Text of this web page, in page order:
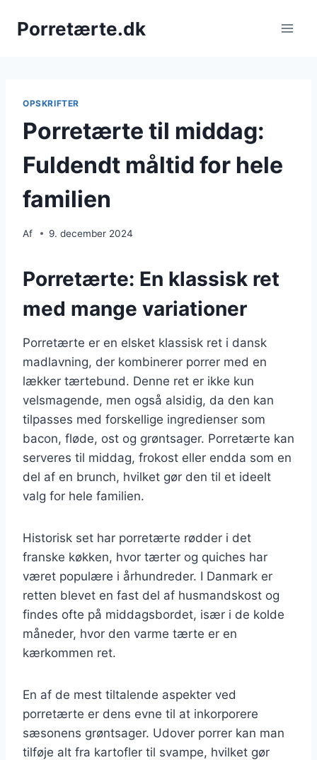
Porretærte.dk
OPSKRIFTER
Porretærte til middag:
Fuldendt måltid for hele
familien
Af 9. december 2024
Porretærte: En klassisk ret
med mange variationer
Porretærte er en elsket klassisk ret i dansk
madlavning, der kombinerer porrer med en
lækker tærtebund. Denne ret er ikke kun
velsmagende, men også alsidig, da den kan
tilpasses med forskellige ingredienser som
bacon, fløde, ost og grøntsager. Porretærte kan
serveres til middag, frokost eller endda som en
del af en brunch, hvilket gør den til et ideelt
valg for hele familien.
Historisk set har porretærte rødder i det
franske køkken, hvor tærter og quiches har
været populære i århundreder. I Danmark er
retten blevet en fast del af husmandskost og
findes ofte på middagsbordet, især i de kolde
måneder, hvor den varme tærte er en
kærkommen ret.
En af de mest tiltalende aspekter ved
porretærte er dens evne til at inkorporere
sæsonens grøntsager. Udover porrer kan man
tilføje alt fra kartofler til svampe, hvilket gør